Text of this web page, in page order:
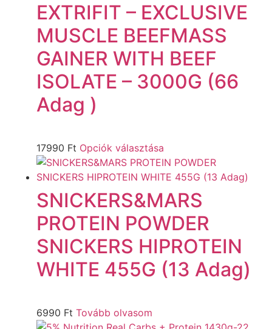
EXTRIFIT – EXCLUSIVE
MUSCLE BEEFMASS
GAINER WITH BEEF
ISOLATE – 3000G (66
Adag )
17990 Ft Opciók választása
SNICKERS&MARS
PROTEIN POWDER
SNICKERS HIPROTEIN
WHITE 455G (13 Adag)
6990 Ft Tovább olvasom